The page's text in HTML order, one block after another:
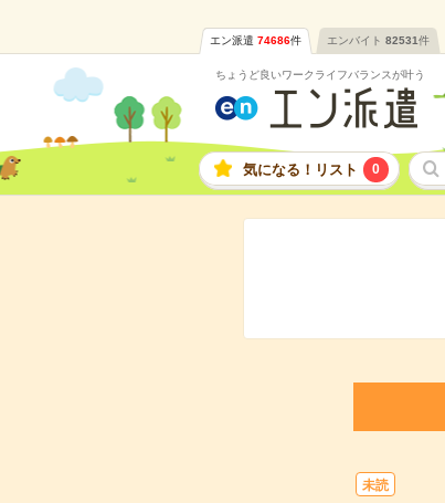
エン派遣 74686件 エンバイト 82531件
ちょうど良いワークライフバランスが叶う
気になる！リスト 0
未読